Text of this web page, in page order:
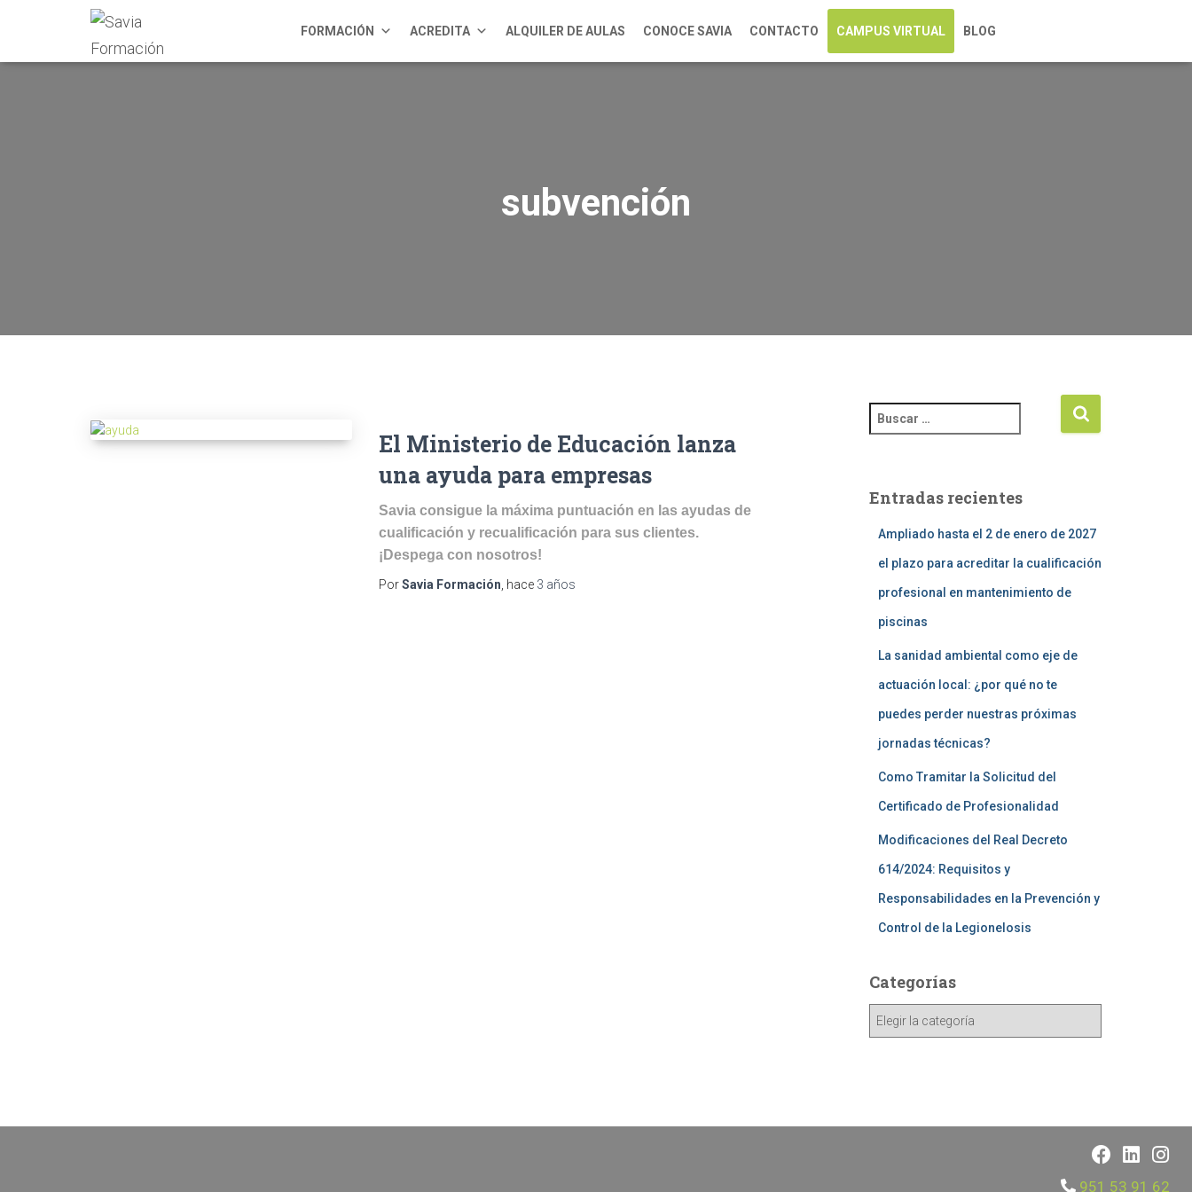
FORMACIÓN ACREDITA ALQUILER DE AULAS CONOCE SAVIA CONTACTO CAMPUS VIRTUAL BLOG
subvención
El Ministerio de Educación lanza
una ayuda para empresas
Savia consigue la máxima puntuación en las ayudas de
cualificación y recualificación para sus clientes.
¡Despega con nosotros!
PorSavia Formación , hace 3 años
Entradas recientes
Ampliado hasta el 2 de enero de 2027
el plazo para acreditar la cualificación
profesional en mantenimiento de
piscinas
La sanidad ambiental como eje de
actuación local: ¿por qué no te
puedes perder nuestras próximas
jornadas técnicas?
Como Tramitar la Solicitud del
Certificado de Profesionalidad
Modificaciones del Real Decreto
614/2024: Requisitos y
Responsabilidades en la Prevención y
Control de la Legionelosis
Categorías
951 53 91 62